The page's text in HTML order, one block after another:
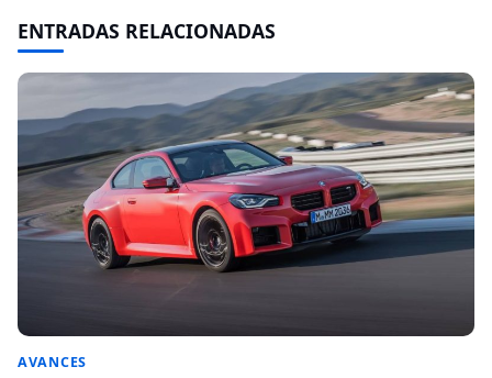
ENTRADAS RELACIONADAS
AVANCES